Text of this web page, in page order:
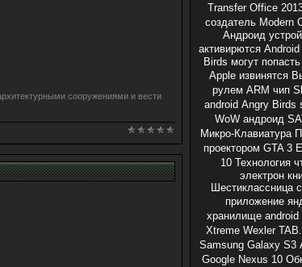
сооружениями и вести
Transfer Office
создатель Modern
Андроид
активирются
Birds могут
Apple извинятся
рулем ARM чип
android Angry Birds
WoW андроид
Микро-Клавиатура
проектором GTA 3
10 Технология
электрон
Шестиклассница
приложение
хранилище android
Xtreme Wexler
Samsung Galaxy S3
Google Nexus 10